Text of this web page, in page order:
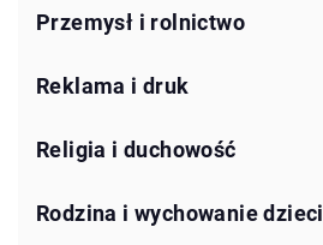
Przemysł i rolnictwo
Reklama i druk
Religia i duchowość
Rodzina i wychowanie dzieci